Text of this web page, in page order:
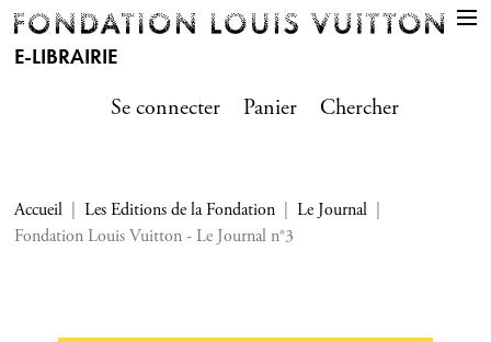
E-LIBRAIRIE
Se connecter
Panier Chercher
Accueil Les Editions de la Fondation
Le Journal
Fondation Louis Vuitton - Le Journal n°3